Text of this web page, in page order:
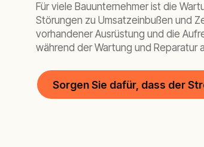
Für viele Bauunternehmer ist die
Störungen zu Umsatzeinbußen und
vorhandener Ausrüstung und die
während der Wartung und Reparatur
Sorgen Sie dafür, dass der